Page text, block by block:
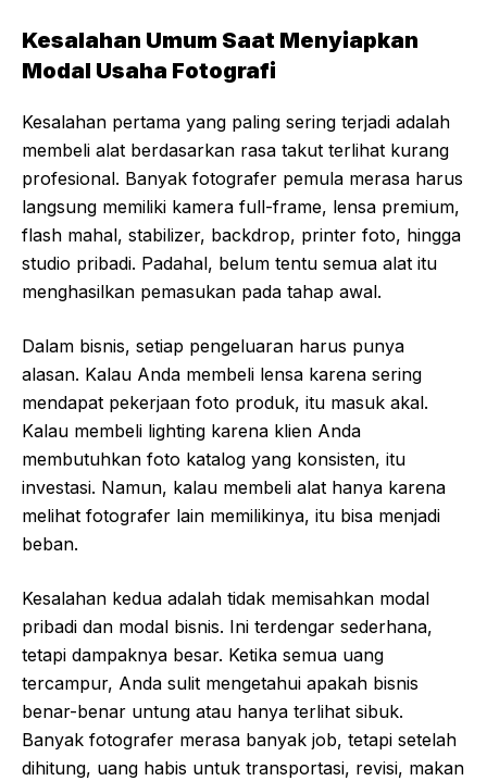
Kesalahan Umum Saat Menyiapkan
Modal Usaha Fotografi
Kesalahan pertama yang paling sering terjadi adalah
membeli alat berdasarkan rasa takut terlihat kurang
profesional. Banyak fotografer pemula merasa harus
langsung memiliki kamera full-frame, lensa premium,
flash mahal, stabilizer, backdrop, printer foto, hingga
studio pribadi. Padahal, belum tentu semua alat itu
menghasilkan pemasukan pada tahap awal.
Dalam bisnis, setiap pengeluaran harus punya
alasan. Kalau Anda membeli lensa karena sering
mendapat pekerjaan foto produk, itu masuk akal.
Kalau membeli lighting karena klien Anda
membutuhkan foto katalog yang konsisten, itu
investasi. Namun, kalau membeli alat hanya karena
melihat fotografer lain memilikinya, itu bisa menjadi
beban.
Kesalahan kedua adalah tidak memisahkan modal
pribadi dan modal bisnis. Ini terdengar sederhana,
tetapi dampaknya besar. Ketika semua uang
tercampur, Anda sulit mengetahui apakah bisnis
benar-benar untung atau hanya terlihat sibuk.
Banyak fotografer merasa banyak job, tetapi setelah
dihitung, uang habis untuk transportasi, revisi, makan